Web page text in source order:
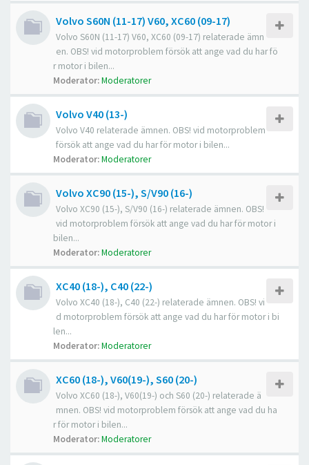
Volvo S60N (11-17) V60, XC60 (09-17)
Volvo S60N (11-17) V60, XC60 (09-17) relaterade ämn
en. OBS! vid motorproblem försök att ange vad du har fö
r motor i bilen...
Moderator:Moderatorer
Volvo V40 (13-)
Volvo V40 relaterade ämnen. OBS! vid motorproblem
försök att ange vad du har för motor i bilen...
Moderator:Moderatorer
Volvo XC90 (15-), S/V90 (16-)
Volvo XC90 (15-), S/V90 (16-) relaterade ämnen. OBS!
vid motorproblem försök att ange vad du har för motor i
bilen...
Moderator:Moderatorer
XC40 (18-), C40 (22-)
Volvo XC40 (18-), C40 (22-) relaterade ämnen. OBS! vi
d motorproblem försök att ange vad du har för motor i bi
len...
Moderator:Moderatorer
XC60 (18-), V60(19-), S60 (20-)
Volvo XC60 (18-), V60(19-) och S60 (20-) relaterade ä
mnen. OBS! vid motorproblem försök att ange vad du ha
r för motor i bilen...
Moderator:Moderatorer